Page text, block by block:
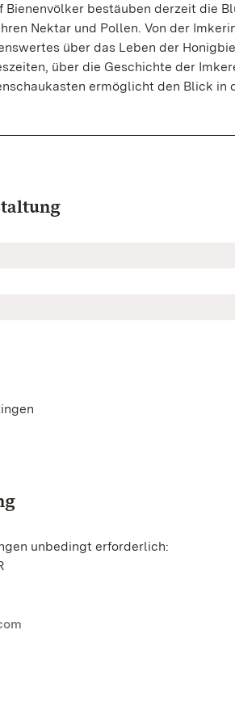
Bienenvölker bestäuben derzeit die
Nektar und Pollen. Von der
über das Leben der
über die Geschichte der
ermöglicht den Blick in
unbedingt erforderlich: